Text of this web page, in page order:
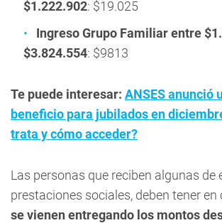
$1.222.902: $19.025
Ingreso Grupo Familiar entre
$3.824.554: $9813
Te puede interesar: ANSES anunció
beneficio para jubilados en
trata y cómo acceder?
Las personas que reciben algunas de
prestaciones sociales, deben tener en
se vienen entregando los montos